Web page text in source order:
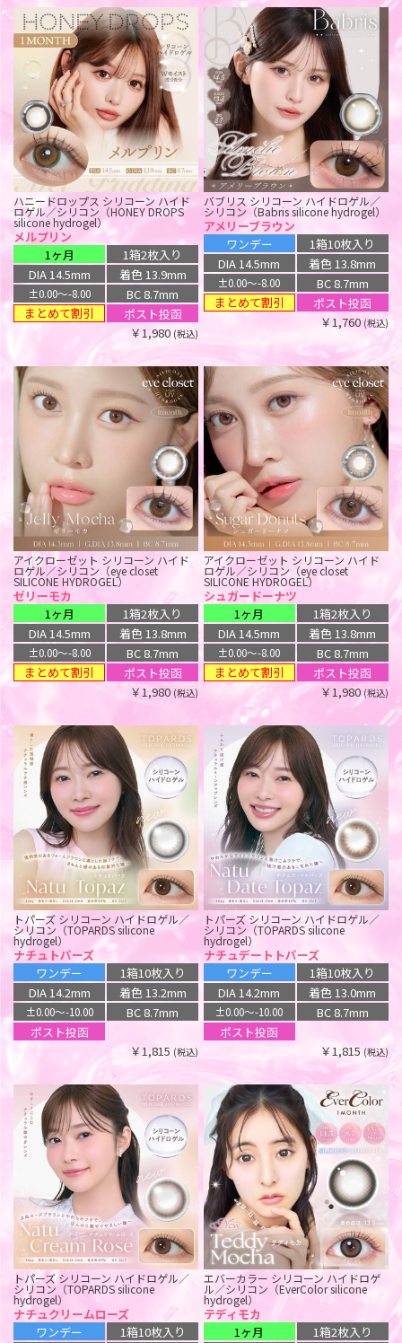
ハニードロップス シリコーン ハイド
ロゲル／シリコン（HONEY DROPS
silicone hydrogel）
メルプリン
1ヶ月
1箱2枚入り
DIA 14.5mm
着色 13.9mm
±0.00〜-8.00
BC 8.7mm
まとめて割引
ポスト投函
￥1,980 (税込)
バブリス シリコーン ハイドロゲル／
シリコン（Babris silicone hydrogel）
アメリーブラウン
ワンデー
1箱10枚入り
DIA 14.5mm
着色 13.8mm
±0.00〜-8.00
BC 8.7mm
まとめて割引
ポスト投函
￥1,760 (税込)
アイクローゼット シリコーン ハイド
ロゲル／シリコン（eye closet
SILICONE HYDROGEL）
ゼリーモカ
1ヶ月
1箱2枚入り
DIA 14.5mm
着色 13.8mm
±0.00〜-8.00
BC 8.7mm
まとめて割引
ポスト投函
￥1,980 (税込)
アイクローゼット シリコーン ハイド
ロゲル／シリコン（eye closet
SILICONE HYDROGEL）
シュガードーナツ
1ヶ月
1箱2枚入り
DIA 14.5mm
着色 13.8mm
±0.00〜-8.00
BC 8.7mm
まとめて割引
ポスト投函
￥1,980(税込)
トパーズ シリコーン ハイドロゲル／
シリコン（TOPARDS silicone
hydrogel）
ナチュトパーズ
ワンデー
1箱10枚入り
DIA 14.2mm
着色 13.2mm
±0.00〜-10.00
BC 8.7mm
ポスト投函
￥1,815 (税込)
トパーズ シリコーン ハイドロゲル／
シリコン（TOPARDS silicone
hydrogel）
ナチュデートトパーズ
ワンデー
1箱10枚入り
DIA 14.2mm
着色 13.0mm
±0.00〜-10.00
BC 8.7mm
ポスト投函
￥1,815 (税込)
トパーズ シリコーン ハイドロゲル／
シリコン（TOPARDS silicone
hydrogel）
ナチュクリームローズ
ワンデー
1箱10枚入り
エバーカラー シリコーン ハイドロゲ
ル／シリコン（EverColor silicone
hydrogel）
テディモカ
1ヶ月
1箱2枚入り
ワンデー リフレア エーアイ シリコー
ン ハイドロゲル／シリコン（1day
refrear a-eye silicone hydrogel）
ドラマティックグレー
ワンデー
1箱10枚入り
DIA 14.5mm
着色 13.7mm
±0.00〜-8.00
BC 8.7mm
ポスト投函
ワンデー リフレア エーアイ シリコー
ン ハイドロゲル／シリコン（1day
refrear a-eye silicone hydrogel）
ノヴァグレージュ
ワンデー
1箱10枚入り
DIA 14.5mm
着色 13.7mm
±0.00〜-8.00
BC 8.7mm
￥1,760
(税込)
ポスト投函
￥2,750 (税込)
ポスト投函
￥1,980 (税込)
アイクローゼット シリコーン ハイド
ロゲル／シリコン（eye closet
SILICONE HYDROGEL）
ディープブルー
ワンデー
1箱10枚入り
DIA 14.0mm
着色 13.2mm
BC 8.7mm
まとめて割引
ポスト投函
￥1,760(税込)
ハニードロップス シリコーン ハイド
ロゲル／シリコン（HONEY DROPS
silicone hydrogel）
メルリウム
ワンデー
1箱10枚入り
着色 13.9mm
±0.00〜-8.00
BC 8.7mm
まとめて割引
ポスト投函
￥1,760(税込)
ミフェ シリコーン ハイドロゲル／シ
リコン（Mifee silicone hydrogel）
シャルムブルー
ワンデー
1箱10枚入り
DIA 14.5mm
着色 13.8mm
BC 8.7mm
￥1,760(税込)
ラルム シリコーン ハイドロゲル／シ
リコン（LARME SILICONE
HYDROGEL）
スノーブルー
ワンデー
1箱10枚入り
DIA 14.5mm
着色 13.8mm
±0.00〜-10.00
BC 8.7mm
ポスト投函
￥1,760 (税込)
ワンデー リフレア アンローラ シリコ
ーン ハイドロゲル／シリコン（1-DAY
refrear Unrolla silicone hydrogel）
ルナンオリーブ【回らない水光】
ワンデー
着色 13.1mm
ポスト投函
￥1,815(税込)
ルミア コンフォート 2ウィーク サー
クル シリコーン ハイドロゲル／シリ
コン（LuMia comfort 2week CIRCLE
silicone hydrogel）
コットンオリーブ
2週間
DIA 14.1mm
着色 13.2mm
±0.00〜-9.50
BC 8.8mm
ポスト投函
￥2,750(税込)